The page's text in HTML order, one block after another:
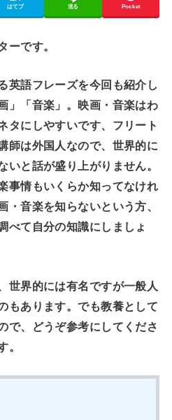
はてブ 送る Pocket
ーです。
英語フレーズを今回も紹介し
」「音楽」。映画・音楽はわ
タにしやすいです、フリート
師は外国人なので、世界的に
いと話が盛り上がりません。
事情もいくらか知ってなけれ
・音楽を知らないという方、
べて自分の知識にしましょ
世界的には有名ですが一般人
もあります。でも教養として
で、どうぞ参考にしてくださ
。